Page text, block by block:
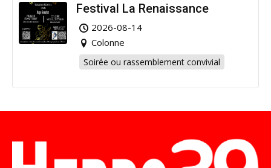
Festival La Renaissance
2026-08-14
Colonne
Soirée ou rassemblement convivial